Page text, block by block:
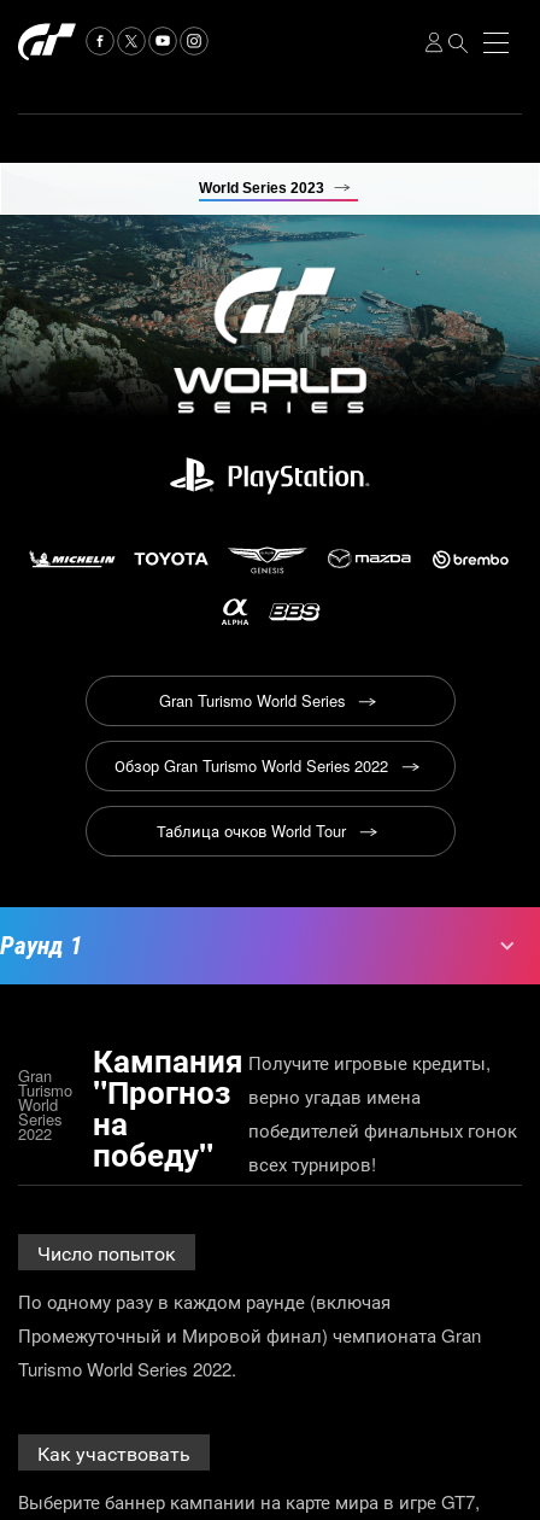
World Series 2023
Gran Turismo World Series
Обзор Gran Turismo World Series 2022
Таблица очков World Tour
Gran
Turismo
World
Series
2022
Кампания
"Прогноз
на
победу"
Получите игровые кредиты,
верно угадав имена
победителей финальных гонок
всех турниров!
Число попыток
По одному разу в каждом раунде (включая
Промежуточный и Мировой финал) чемпионата Gran
Turismo World Series 2022.
Как участвовать
Выберите баннер кампании на карте мира в игре GT7,